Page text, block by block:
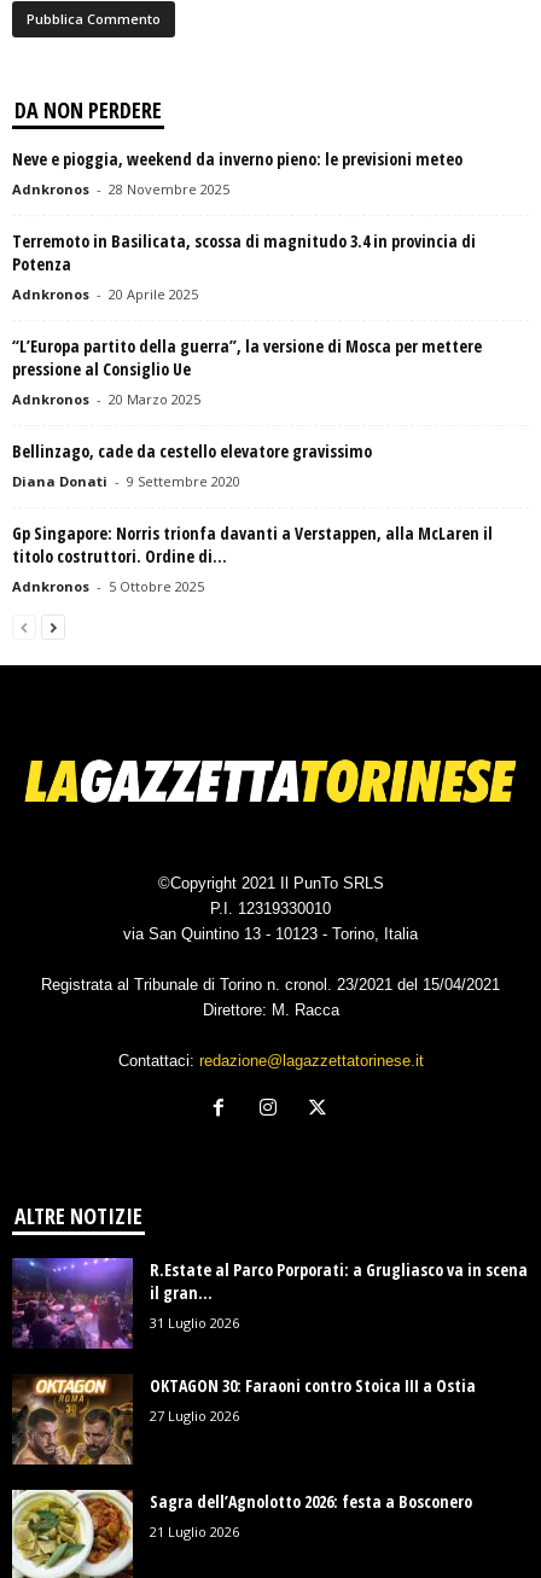
DA NON PERDERE
Neve e pioggia, weekend da inverno pieno: le previsioni meteo
Adnkronos - 28 Novembre 2025
Terremoto in Basilicata, scossa di magnitudo 3.4 in provincia di
Potenza
Adnkronos - 20 Aprile 2025
“L’Europa partito della guerra”, la versione di Mosca per mettere
pressione al Consiglio Ue
Adnkronos - 20 Marzo 2025
Bellinzago, cade da cestello elevatore gravissimo
Diana Donati - 9 Settembre 2020
Gp Singapore: Norris trionfa davanti a Verstappen, alla McLaren il
titolo costruttori. Ordine di...
Adnkronos - 5 Ottobre 2025
©Copyright 2021 Il PunTo SRLS
P.I. 12319330010
via San Quintino 13 - 10123 - Torino, Italia
Registrata al Tribunale di Torino n. cronol. 23/2021 del 15/04/2021
Direttore: M. Racca
Contattaci: redazione@lagazzettatorinese.it
ALTRE NOTIZIE
R.Estate al Parco Porporati: a Grugliasco va in scena
il gran...
31 Luglio 2026
OKTAGON 30: Faraoni contro Stoica III a Ostia
27 Luglio 2026
Sagra dell’Agnolotto 2026: festa a Bosconero
21 Luglio 2026